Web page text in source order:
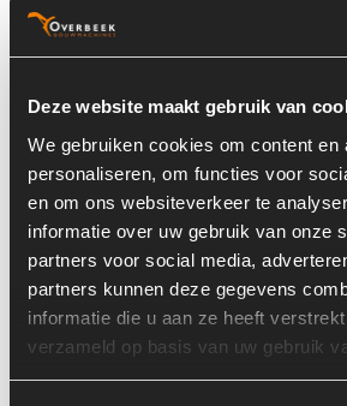
Deze website maakt gebruik van
We gebruiken cookies om content en
personaliseren, om functies voor
en om ons websiteverkeer te
informatie over uw gebruik van onze
partners voor social media,
partners kunnen deze gegevens
informatie die u aan ze heeft
verzameld op basis van uw gebruik
Prijs op aanvraag
Machine: